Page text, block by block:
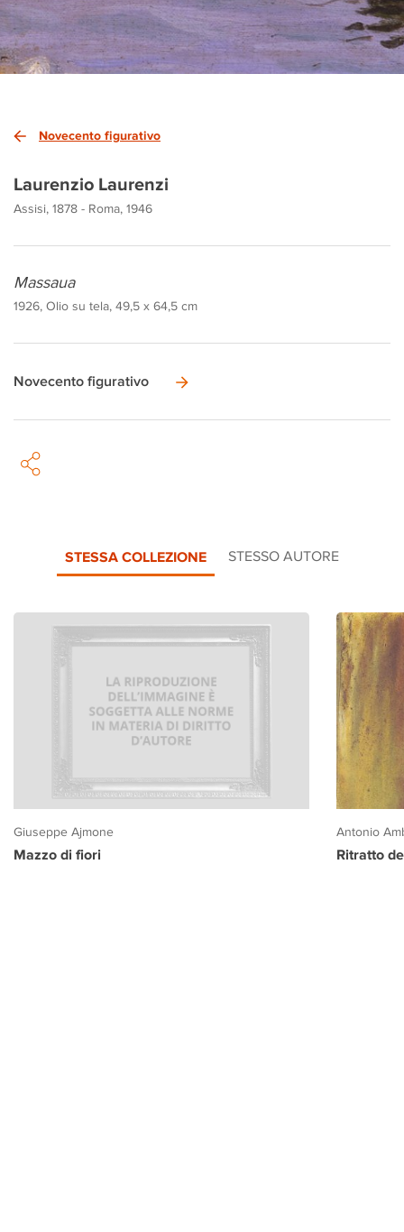
Novecento figurativo
Laurenzio Laurenzi
Assisi, 1878 - Roma, 1946
Massaua
1926, Olio su tela, 49,5 x 64,5 cm
Novecento figurativo
STESSA COLLEZIONE STESSO AUTORE
Giuseppe Ajmone
Mazzo di fiori
Antonio
Ritratto